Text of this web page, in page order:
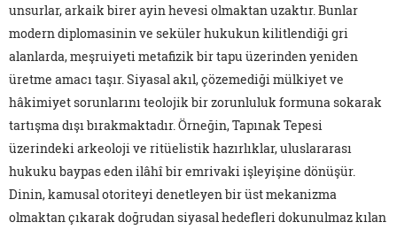
unsurlar, arkaik birer ayin hevesi olmaktan uzaktır. Bunlar
modern diplomasinin ve seküler hukukun kilitlendiği gri
alanlarda, meşruiyeti metafizik bir tapu üzerinden yeniden
üretme amacı taşır. Siyasal akıl, çözemediği mülkiyet ve
hâkimiyet sorunlarını teolojik bir zorunluluk formuna sokarak
tartışma dışı bırakmaktadır. Örneğin, Tapınak Tepesi
üzerindeki arkeoloji ve ritüelistik hazırlıklar, uluslararası
hukuku baypas eden ilâhî bir emrivaki işleyişine dönüşür.
Dinin, kamusal otoriteyi denetleyen bir üst mekanizma
olmaktan çıkarak doğrudan siyasal hedefleri dokunulmaz kılan